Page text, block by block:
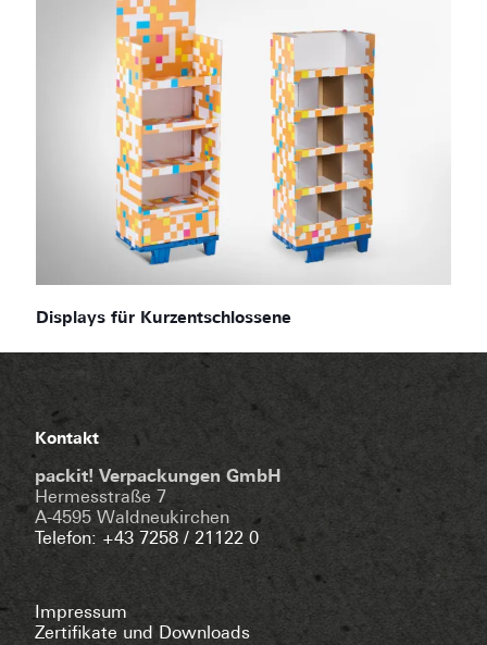
Displays für Kurzentschlossene
Kontakt
packit! Verpackungen GmbH
Hermesstraße 7
A-4595 Waldneukirchen
Telefon: +43 7258 / 21122 0
Impressum
Zertifikate und Downloads